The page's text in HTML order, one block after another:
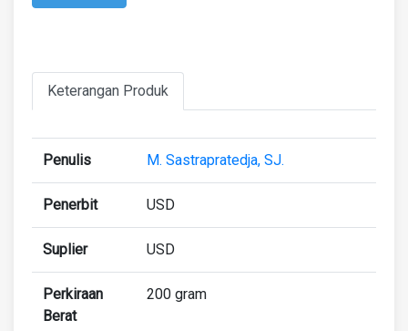
Keterangan Produk
Penulis M. Sastrapratedja, SJ.
Penerbit USD
Suplier USD
Perkiraan
Berat
200 gram